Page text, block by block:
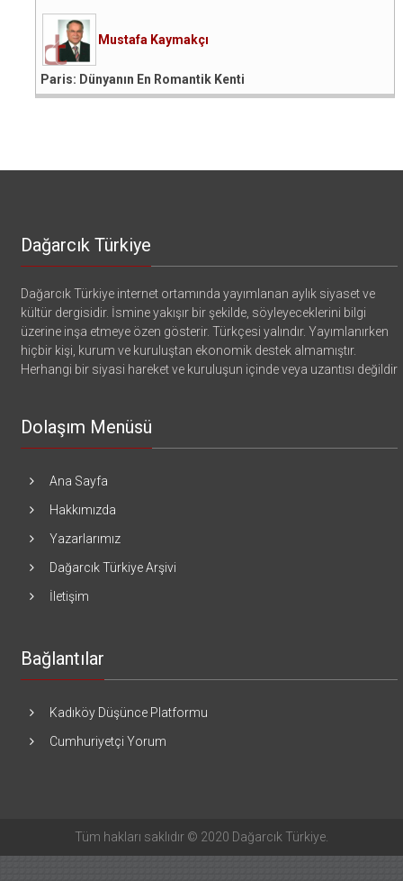
Mustafa Kaymakçı
Paris: Dünyanın En Romantik Kenti
Dağarcık Türkiye
Dağarcık Türkiye internet ortamında yayımlanan aylık siyaset ve
kültür dergisidir. İsmine yakışır bir şekilde, söyleyeceklerini bilgi
üzerine inşa etmeye özen gösterir. Türkçesi yalındır. Yayımlanırken
hiçbir kişi, kurum ve kuruluştan ekonomik destek almamıştır.
Herhangi bir siyasi hareket ve kuruluşun içinde veya uzantısı değildir
Dolaşım Menüsü
Ana Sayfa
Hakkımızda
Yazarlarımız
Dağarcık Türkiye Arşivi
İletişim
Bağlantılar
Kadıköy Düşünce Platformu
Cumhuriyetçi Yorum
Tüm hakları saklıdır © 2020 Dağarcık Türkiye.